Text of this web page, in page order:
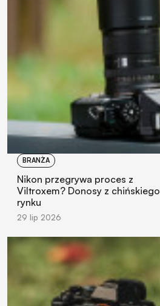
BRANŻA
Nikon przegrywa proces z
Viltroxem? Donosy z chińskiego
rynku
29 lip 2026